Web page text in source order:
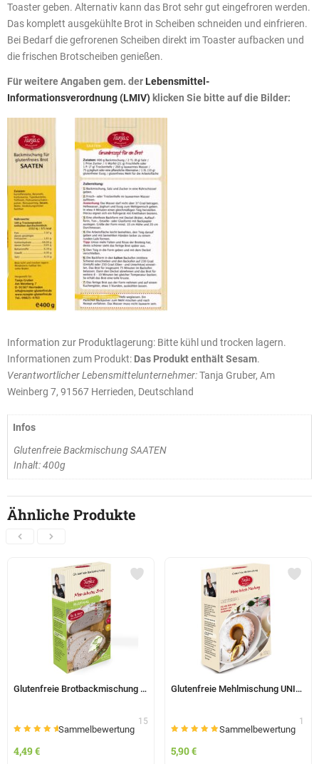
Toaster geben. Alternativ kann das Brot sehr gut eingefroren werden.
Das komplett ausgekühlte Brot in Scheiben schneiden und einfrieren.
Bei Bedarf die gefrorenen Scheiben direkt im Toaster aufbacken und
die frischen Brotscheiben genießen.
Für weitere Angaben gem. der Lebensmittel-
Informationsverordnung (LMIV) klicken Sie bitte auf die Bilder:
Information zur Produktlagerung: Bitte kühl und trocken lagern.
Informationen zum Produkt: Das Produkt enthält Sesam.
Verantwortlicher Lebensmittelunternehmer:Tanja Gruber, Am
Weinberg 7, 91567 Herrieden, Deutschland
Infos
Glutenfreie Backmischung SAATEN
Inhalt: 400g
Ähnliche Produkte
Glutenfreie Brotbackmischung RUSTIKAL 400g – Tanjas glutenfrei
5.00
von 5
Sammelbewertung
15
4,49€
Glutenfreie Mehlmischung UNIVERSAL 1kg – Tanjas glutenfrei
5.00
von 5
Sammelbewertung
1
5,90€